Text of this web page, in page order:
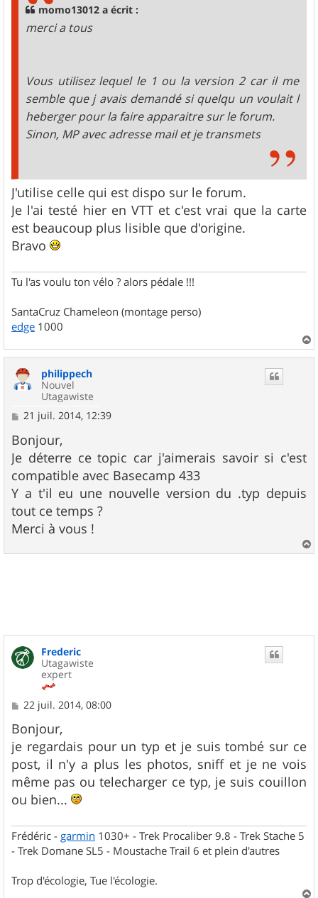
momo13012 a écrit :
merci a tous
Vous utilisez lequel le 1 ou la version 2 car il me
semble que j avais demandé si quelqu un voulait l
heberger pour la faire apparaitre sur le forum.
Sinon, MP avec adresse mail et je transmets
J'utilise celle qui est dispo sur le forum.
Je l'ai testé hier en VTT et c'est vrai que la carte
est beaucoup plus lisible que d'origine.
Bravo
Tu l'as voulu ton vélo ? alors pédale !!!
SantaCruz Chameleon (montage perso)
edge 1000
a
philippech
Nouvel
Utagawiste
M
s
s
a
g
e
21 juil. 2014, 12:39
Bonjour,
Je déterre ce topic car j'aimerais savoir si c'est
compatible avec Basecamp 433
Y a t'il eu une nouvelle version du .typ depuis
tout ce temps ?
Merci à vous !
a
Frederic
Utagawiste
expert
M
s
s
a
g
e
22 juil. 2014, 08:00
Bonjour,
je regardais pour un typ et je suis tombé sur ce
post, il n'y a plus les photos, sniff et je ne vois
même pas ou telecharger ce typ, je suis couillon
ou bien...
Frédéric - garmin 1030+ - Trek Procaliber 9.8 - Trek Stache 5
- Trek Domane SL5 - Moustache Trail 6 et plein d'autres
Trop d'écologie, Tue l'écologie.